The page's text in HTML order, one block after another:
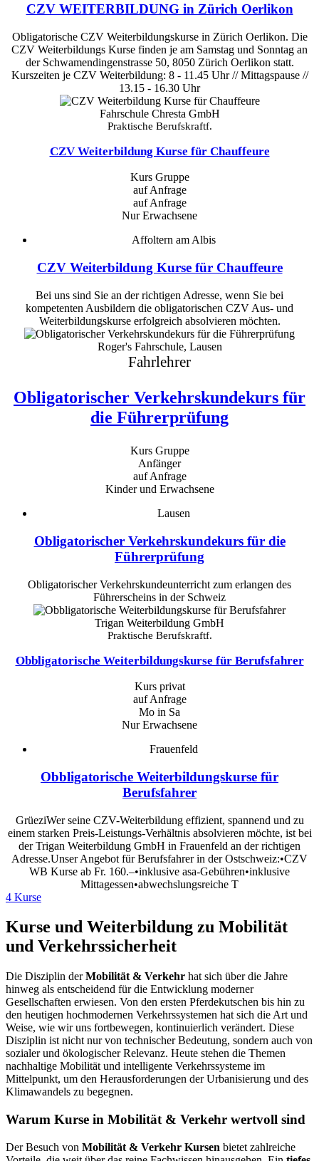
CZV WEITERBILDUNG in Zürich Oerlikon
Obligatorische CZV Weiterbildungskurse in Zürich Oerlikon. Die
CZV Weiterbildungs Kurse finden je am Samstag und Sonntag an
der Schwamendingenstrasse 50, 8050 Zürich Oerlikon statt.
Kurszeiten je CZV Weiterbildung: 8 - 11.45 Uhr // Mittagspause //
13.15 - 16.30 Uhr
Fahrschule Chresta GmbH
Praktische Berufskraftf.
CZV Weiterbildung Kurse für Chauffeure
Kurs Gruppe
auf Anfrage
auf Anfrage
Nur Erwachsene
Affoltern am Albis
CZV Weiterbildung Kurse für Chauffeure
Bei uns sind Sie an der richtigen Adresse, wenn Sie bei
kompetenten Ausbildern die obligatorischen CZV Aus- und
Weiterbildungskurse erfolgreich absolvieren möchten.
Roger's Fahrschule, Lausen
Fahrlehrer
Obligatorischer Verkehrskundekurs für
die Führerprüfung
Kurs Gruppe
Anfänger
auf Anfrage
Kinder und Erwachsene
Lausen
Obligatorischer Verkehrskundekurs für die
Führerprüfung
Obligatorischer Verkehrskundeunterricht zum erlangen des
Führerscheins in der Schweiz
Trigan Weiterbildung GmbH
Praktische Berufskraftf.
Obbligatorische Weiterbildungskurse für Berufsfahrer
Kurs privat
auf Anfrage
Mo in Sa
Nur Erwachsene
Frauenfeld
Obbligatorische Weiterbildungskurse für
Berufsfahrer
GrüeziWer seine CZV-Weiterbildung effizient, spannend und zu
einem starken Preis-Leistungs-Verhältnis absolvieren möchte, ist bei
der Trigan Weiterbildung GmbH in Frauenfeld an der richtigen
Adresse.Unser Angebot für Berufsfahrer in der Ostschweiz:•CZV
WB Kurse ab Fr. 160.–•inklusive asa-Gebühren•inklusive
Mittagessen•abwechslungsreiche T
4 Kurse
Kurse und Weiterbildung zu Mobilität
und Verkehrssicherheit
Die Disziplin derMobilität & Verkehr hat sich über die Jahre
hinweg als entscheidend für die Entwicklung moderner
Gesellschaften erwiesen. Von den ersten Pferdekutschen bis hin zu
den heutigen hochmodernen Verkehrssystemen hat sich die Art und
Weise, wie wir uns fortbewegen, kontinuierlich verändert. Diese
Disziplin ist nicht nur von technischer Bedeutung, sondern auch von
sozialer und ökologischer Relevanz. Heute stehen die Themen
nachhaltige Mobilität und intelligente Verkehrssysteme im
Mittelpunkt, um den Herausforderungen der Urbanisierung und des
Klimawandels zu begegnen.
Warum Kurse in Mobilität & Verkehr wertvoll sind
Der Besuch von Mobilität & Verkehr Kursen bietet zahlreiche